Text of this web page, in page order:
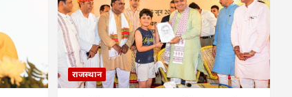
राजस्थान